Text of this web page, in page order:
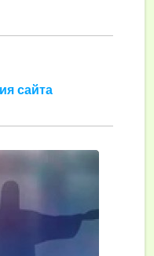
сайта